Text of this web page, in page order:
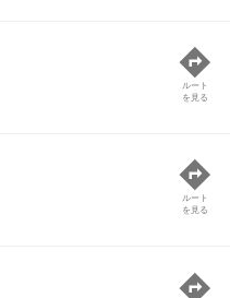
ルート
を見る
ルート
を見る